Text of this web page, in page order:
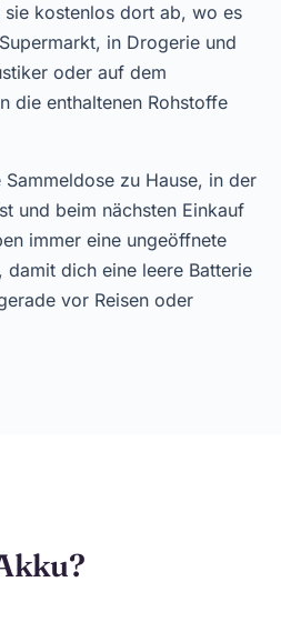
kostenlos dort ab, wo es
in Drogerie und
oder auf dem
die enthaltenen Rohstoffe
zu Hause, in der
und beim nächsten Einkauf
immer eine ungeöffnete
damit dich eine leere Batterie
vor Reisen oder